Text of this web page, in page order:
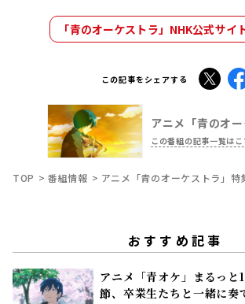
アニメ「青のオ
この番組の記事一覧はこ
アニメ「青のオーケストラ」
おすすめ記事
節、卒業生たちと一緒に奏
青のオーケストラ
レビュー
アニメ「青オケ」まるっと
ーディション、青野くんの